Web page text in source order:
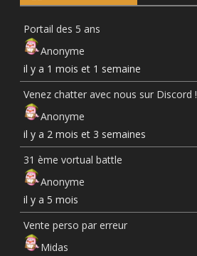
Portail des 5 ans
Anonyme
il y a 1 mois et 1 semaine
Venez chatter avec nous sur Discord !
Anonyme
il y a 2 mois et 3 semaines
31 ème vortual battle
Anonyme
il y a 5 mois
Vente perso par erreur
Midas